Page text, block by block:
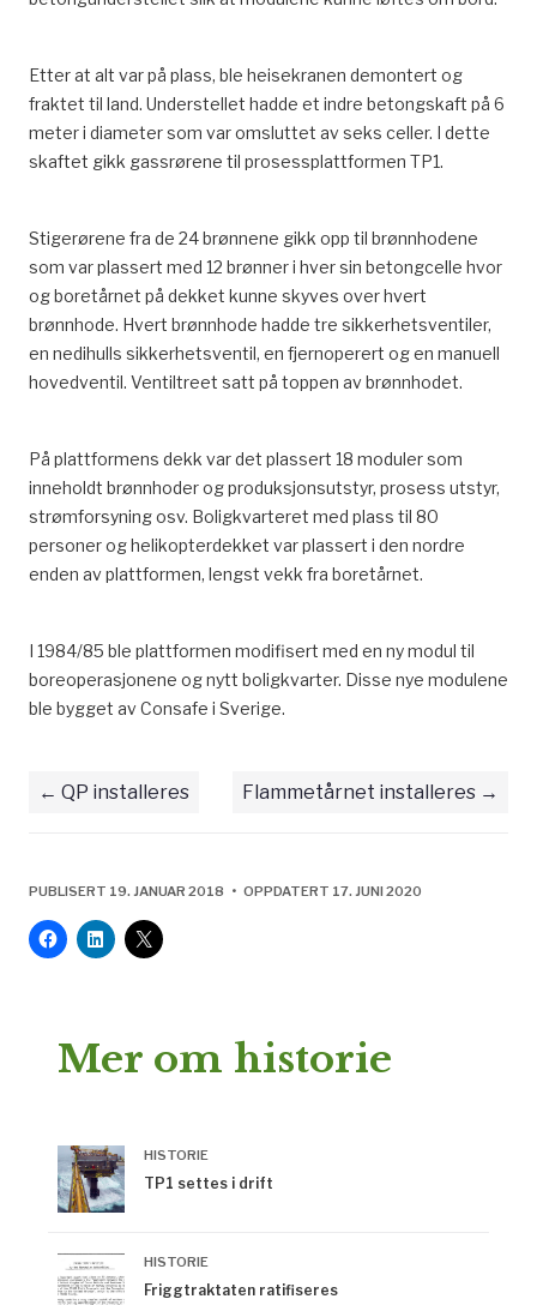
Etter at alt var på plass, ble heisekranen demontert og
fraktet til land. Understellet hadde et indre betongskaft på 6
meter i diameter som var omsluttet av seks celler. I dette
skaftet gikk gassrørene til prosessplattformen TP1.
Stigerørene fra de 24 brønnene gikk opp til brønnhodene
som var plassert med 12 brønner i hver sin betongcelle hvor
og boretårnet på dekket kunne skyves over hvert
brønnhode. Hvert brønnhode hadde tre sikkerhetsventiler,
en nedihulls sikkerhetsventil, en fjernoperert og en manuell
hovedventil. Ventiltreet satt på toppen av brønnhodet.
På plattformens dekk var det plassert 18 moduler som
inneholdt brønnhoder og produksjonsutstyr, prosess utstyr,
strømforsyning osv. Boligkvarteret med plass til 80
personer og helikopterdekket var plassert i den nordre
enden av plattformen, lengst vekk fra boretårnet.
I 1984/85 ble plattformen modifisert med en ny modul til
boreoperasjonene og nytt boligkvarter. Disse nye modulene
ble bygget av Consafe i Sverige.
QP installeres Flammetårnet installeres
PUBLISERT 19. JANUAR 2018 • OPPDATERT 17. JUNI 2020
Mer om historie
HISTORIE
TP1 settes i drift
HISTORIE
Friggtraktaten ratifiseres